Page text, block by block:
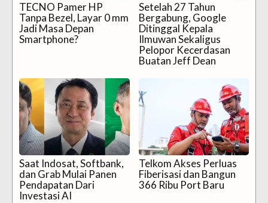
TECNO Pamer HP
Tanpa Bezel, Layar 0 mm
Jadi Masa Depan
Smartphone?
Setelah 27 Tahun
Bergabung, Google
Ditinggal Kepala
Ilmuwan Sekaligus
Pelopor Kecerdasan
Buatan Jeff Dean
Saat Indosat, Softbank,
dan Grab Mulai Panen
Pendapatan Dari
Investasi AI
Telkom Akses Perluas
Fiberisasi dan Bangun
366 Ribu Port Baru